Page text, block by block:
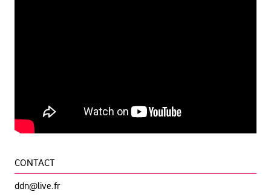
CONTACT
ddn@live.fr